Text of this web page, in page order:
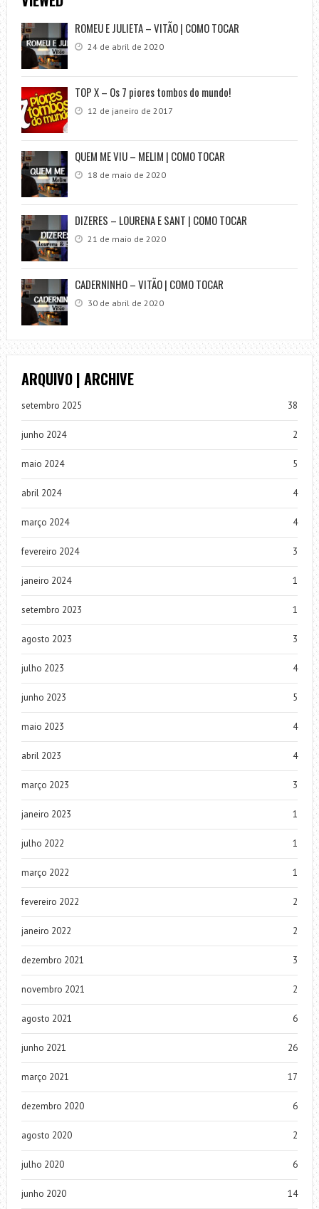
ROMEU E JULIETA – VITÃO | COMO TOCAR
24 de abril de 2020
TOP X – Os 7 piores tombos do mundo!
12 de janeiro de 2017
QUEM ME VIU – MELIM | COMO TOCAR
18 de maio de 2020
DIZERES – LOURENA E SANT | COMO TOCAR
21 de maio de 2020
CADERNINHO – VITÃO | COMO TOCAR
30 de abril de 2020
ARQUIVO | ARCHIVE
setembro 2025 38
junho 2024 2
maio 2024 5
abril 2024 4
março 2024 4
fevereiro 2024 3
janeiro 2024 1
setembro 2023 1
agosto 2023 3
julho 2023 4
junho 2023 5
maio 2023 4
abril 2023 4
março 2023 3
janeiro 2023 1
julho 2022 1
março 2022 1
fevereiro 2022 2
janeiro 2022 2
dezembro 2021 3
novembro 2021 2
agosto 2021 6
junho 2021 26
março 2021 17
dezembro 2020 6
agosto 2020 2
julho 2020 6
junho 2020 14